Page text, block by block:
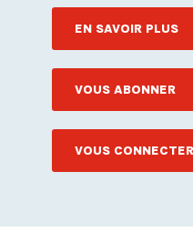
EN SAVOIR PLUS
VOUS ABONNER
VOUS CONNECTER